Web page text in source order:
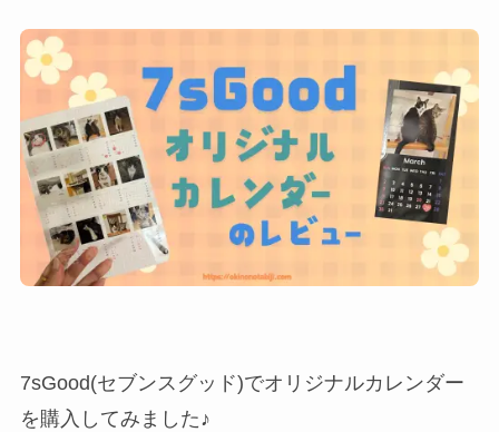
7sGood(セブンスグッド)でオリジナルカレンダー
を購入してみました♪